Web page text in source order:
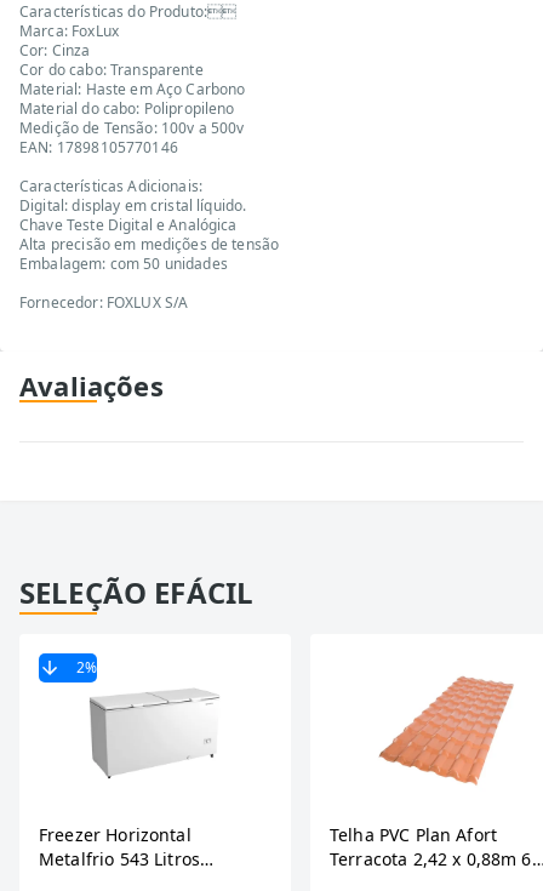
Características do Produto:
Marca: FoxLux
Cor: Cinza
Cor do cabo: Transparente
Material: Haste em Aço Carbono
Material do cabo: Polipropileno
Medição de Tensão: 100v a 500v
EAN: 17898105770146
Características Adicionais:
Digital: display em cristal líquido.
Chave Teste Digital e Analógica
Alta precisão em medições de tensão
Embalagem: com 50 unidades
Fornecedor: FOXLUX S/A
Avaliações
SELEÇÃO EFÁCIL
2%
Freezer Horizontal
Metalfrio 543 Litros
Telha PVC Plan Afort
Terracota 2,42 x 0,88m 6